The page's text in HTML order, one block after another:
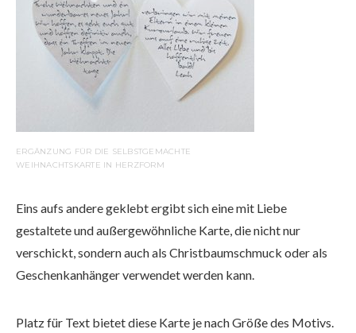
ERGÄNZUNG FÜR DIE SELBSTGEMACHTE
WEIHNACHTSKARTE IN HERZFORM
Eins aufs andere geklebt ergibt sich eine mit Liebe
gestaltete und außergewöhnliche Karte, die nicht nur
verschickt, sondern auch als Christbaumschmuck oder als
Geschenkanhänger verwendet werden kann.
Platz für Text bietet diese Karte je nach Größe des Motivs.